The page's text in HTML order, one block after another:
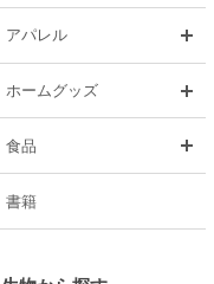
アパレル
ホームグッズ
食品
書籍